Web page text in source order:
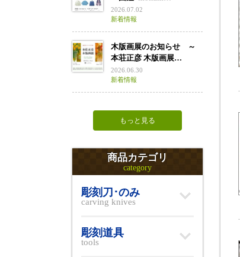
2026.07.02
新着情報
木版画展のお知らせ ～
本荘正彦 木版画展…
2026.06.30
新着情報
もっと見る
商品カテゴリ
category
彫刻刀･のみ
carving knives
彫刻道具
tools